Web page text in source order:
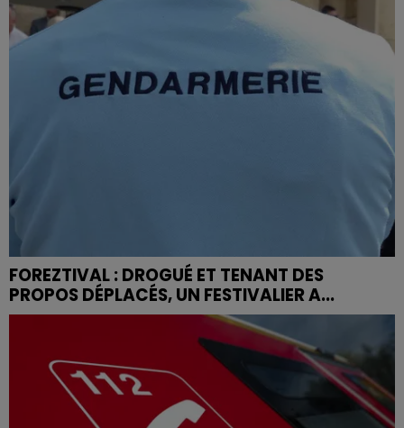
FOREZTIVAL : DROGUÉ ET TENANT DES
PROPOS DÉPLACÉS, UN FESTIVALIER A...